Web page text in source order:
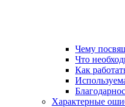
Чему
Что
Как
Характерные